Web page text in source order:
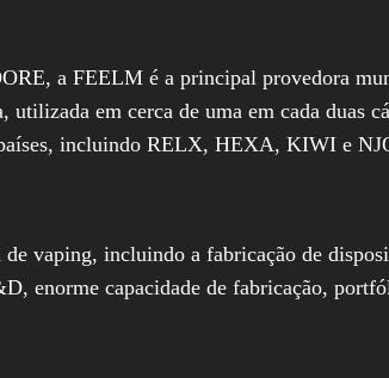
a FEELM é a principal provedora
em cerca de uma em cada duas
incluindo RELX, HEXA, KIWI e
vaping, incluindo a fabricação de
enorme capacidade de fabricação,